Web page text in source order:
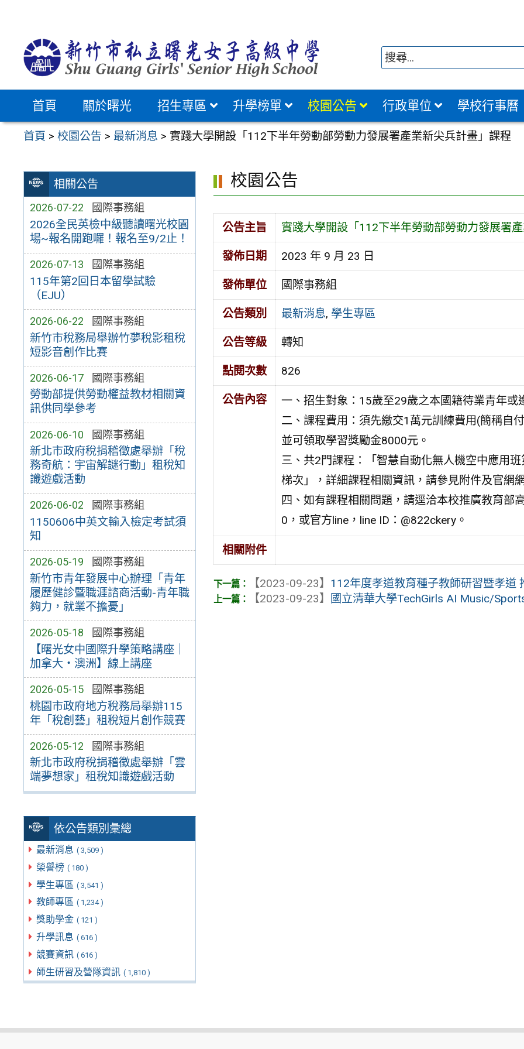
首頁 關於曙光 招生專區 升學榜單 校園公告 行政單位 學校行事曆
首頁 >校園公告 > 最新消息 > 實踐大學開設「112下半年勞動部勞動力發展署產業新尖兵計畫」課程
相關公告
2026-07-22 國際事務組
2026全民英檢中級聽讀曙光校園
場~報名開跑囉！報名至9/2止！
2026-07-13 國際事務組
115年第2回日本留學試驗
（EJU）
2026-06-22 國際事務組
新竹市稅務局舉辦竹夢稅影租稅
短影音創作比賽
2026-06-17 國際事務組
勞動部提供勞動權益教材相關資
訊供同學參考
2026-06-10 國際事務組
新北市政府稅捐稽徵處舉辦「稅
務奇航：宇宙解謎行動」租稅知
識遊戲活動
2026-06-02 國際事務組
1150606中英文輸入檢定考試須
知
2026-05-19 國際事務組
新竹市青年發展中心辦理「青年
履歷健診暨職涯諮商活動-青年職
夠力，就業不擔憂」
2026-05-18 國際事務組
【曙光女中國際升學策略講座｜
加拿大・澳洲】線上講座
2026-05-15 國際事務組
桃園市政府地方稅務局舉辦115
年「稅創藝」租稅短片創作競賽
2026-05-12 國際事務組
新北市政府稅捐稽徵處舉辦「雲
端夢想家」租稅知識遊戲活動
依公告類別彙總
最新消息 ( 3,509 )
榮譽榜 ( 180 )
學生專區 ( 3,541 )
教師專區 ( 1,234 )
獎助學金 ( 121 )
升學訊息 ( 616 )
競賽資訊 ( 616 )
師生研習及營隊資訊 ( 1,810 )
校園公告
公告主旨 實踐大學開設「112下半年勞動部勞動力發展署
發佈日期 2023 年 9 月 23 日
發佈單位 國際事務組
公告類別 最新消息, 學生專區
公告等級 轉知
點閱次數 826
公告內容
一、招生對象：15歲至29歲之本國籍待業青年或
二、課程費用：須先繳交1萬元訓練費用(簡稱自
並可領取學習獎勵金8000元。
三、共2門課程：「智慧自動化無人機空中應用
梯次」，詳細課程相關資訊，請參見附件及官網
四、如有課程相關問題，請逕洽本校推廣教育
0，或官方line，line ID：@822ckery。
相關附件
【2023-09-23】 112年度孝道教育種子教師研習暨孝道
【2023-09-23】
國立清華大學TechGirls AI Music/